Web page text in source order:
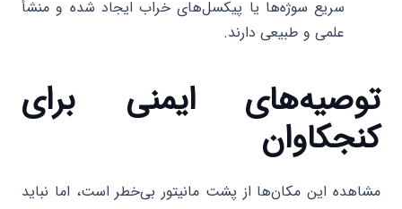
سریع سوژه‌ها یا پیکسل‌های خراب ایجاد شده و منشأ
علمی و طبیعی دارند.
توصیه‌های ایمنی برای
کنجکاوان
مشاهده این مکان‌ها از پشت مانیتور بی‌خطر است، اما نباید